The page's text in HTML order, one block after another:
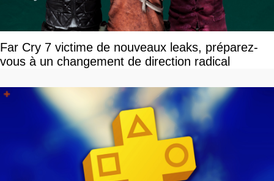
Far Cry 7 victime de nouveaux leaks, préparez-
vous à un changement de direction radical